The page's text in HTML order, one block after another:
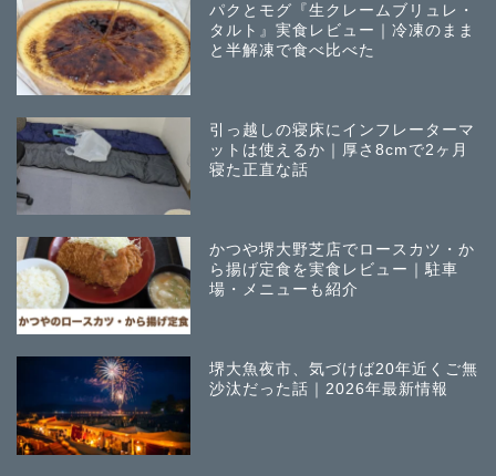
パクとモグ『生クレームブリュレ・
タルト』実食レビュー｜冷凍のまま
と半解凍で食べ比べた
引っ越しの寝床にインフレーターマ
ットは使えるか｜厚さ8cmで2ヶ月
寝た正直な話
かつや堺大野芝店でロースカツ・か
ら揚げ定食を実食レビュー｜駐車
場・メニューも紹介
堺大魚夜市、気づけば20年近くご無
沙汰だった話｜2026年最新情報